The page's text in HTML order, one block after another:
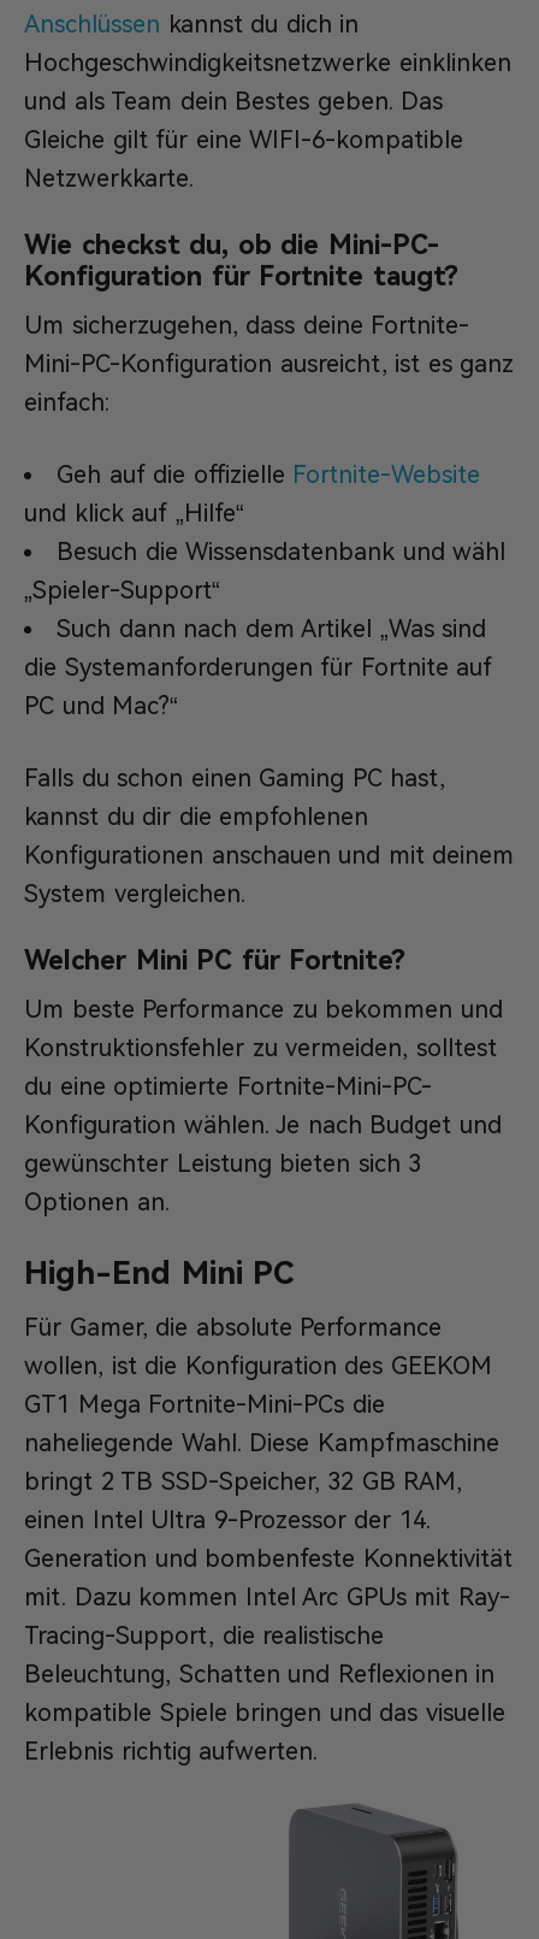
Anschlüssen kannst du dich in
Hochgeschwindigkeitsnetzwerke einklinken
und als Team dein Bestes geben. Das
Gleiche gilt für eine WIFI-6-kompatible
Netzwerkkarte.
Wie checkst du, ob die Mini-PC-
Konfiguration für Fortnite taugt?
Um sicherzugehen, dass deine Fortnite-
Mini-PC-Konfiguration ausreicht, ist es ganz
einfach:
Geh auf die offizielle Fortnite-Website
und klick auf „Hilfe“
Besuch die Wissensdatenbank und wähl
„Spieler-Support“
Such dann nach dem Artikel „Was sind
die Systemanforderungen für Fortnite auf
PC und Mac?“
Falls du schon einen Gaming PC hast,
kannst du dir die empfohlenen
Konfigurationen anschauen und mit deinem
System vergleichen.
Welcher Mini PC für Fortnite?
Um beste Performance zu bekommen und
Konstruktionsfehler zu vermeiden, solltest
du eine optimierte Fortnite-Mini-PC-
Konfiguration wählen. Je nach Budget und
gewünschter Leistung bieten sich 3
Optionen an.
High-End Mini PC
Für Gamer, die absolute Performance
wollen, ist die Konfiguration des GEEKOM
GT1 Mega Fortnite-Mini-PCs die
naheliegende Wahl. Diese Kampfmaschine
bringt 2 TB SSD-Speicher, 32 GB RAM,
einen Intel Ultra 9-Prozessor der 14.
Generation und bombenfeste Konnektivität
mit. Dazu kommen Intel Arc GPUs mit Ray-
Tracing-Support, die realistische
Beleuchtung, Schatten und Reflexionen in
kompatible Spiele bringen und das visuelle
Erlebnis richtig aufwerten.